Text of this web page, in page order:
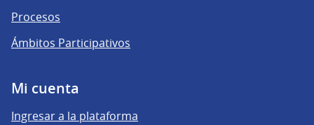
Procesos
Ámbitos Participativos
Mi cuenta
Ingresar a la plataforma